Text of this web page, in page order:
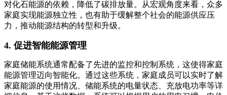
对化石能源的依赖，降低了碳排放量。从宏观角度来看，众多
家庭实现能源独立性，也有助于缓解整个社会的能源供应压
力，推动能源结构的转型和升级。
4. 促进智能能源管理
家庭储能系统通常配备了先进的监控和控制系统，这使得家庭
能源管理迈向智能化。通过这些系统，家庭成员可以实时了解
家庭能源的使用情况、储能系统的电量状态、充放电功率等详